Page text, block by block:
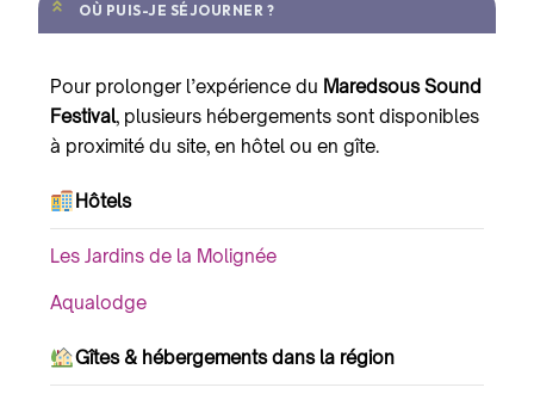
OÙ PUIS-JE SÉJOURNER ?
Pour prolonger l’expérience du Maredsous Sound
Festival, plusieurs hébergements sont disponibles
à proximité du site, en hôtel ou en gîte.
Hôtels
Les Jardins de la Molignée
Aqualodge
Gîtes & hébergements dans la région